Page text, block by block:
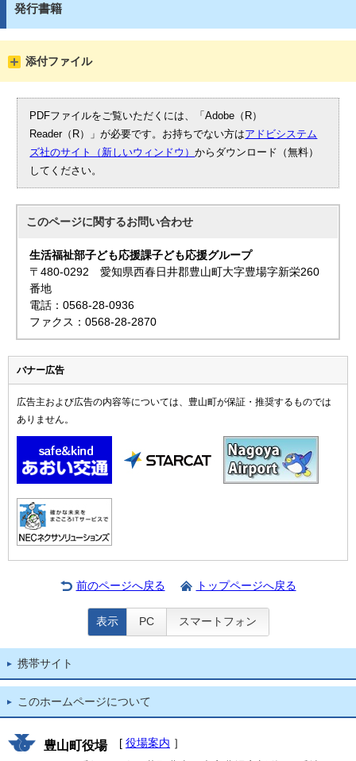
発行書籍
添付ファイル
PDFファイルをご覧いただくには、「Adobe（R）
Reader（R）」が必要です。お持ちでない方はアドビシステム
ズ社のサイト（新しいウィンドウ）からダウンロード（無料）
してください。
このページに関するお問い合わせ
生活福祉部子ども応援課子ども応援グループ
〒480-0292 愛知県西春日井郡豊山町大字豊場字新栄260
番地
電話：0568-28-0936
ファクス：0568-28-2870
バナー広告
広告主および広告の内容等については、豊山町が保証・推奨するものでは
ありません。
前のページへ戻る トップページへ戻る
表示 PC スマートフォン
携帯サイト
このホームページについて
豊山町役場 [ 役場案内 ］